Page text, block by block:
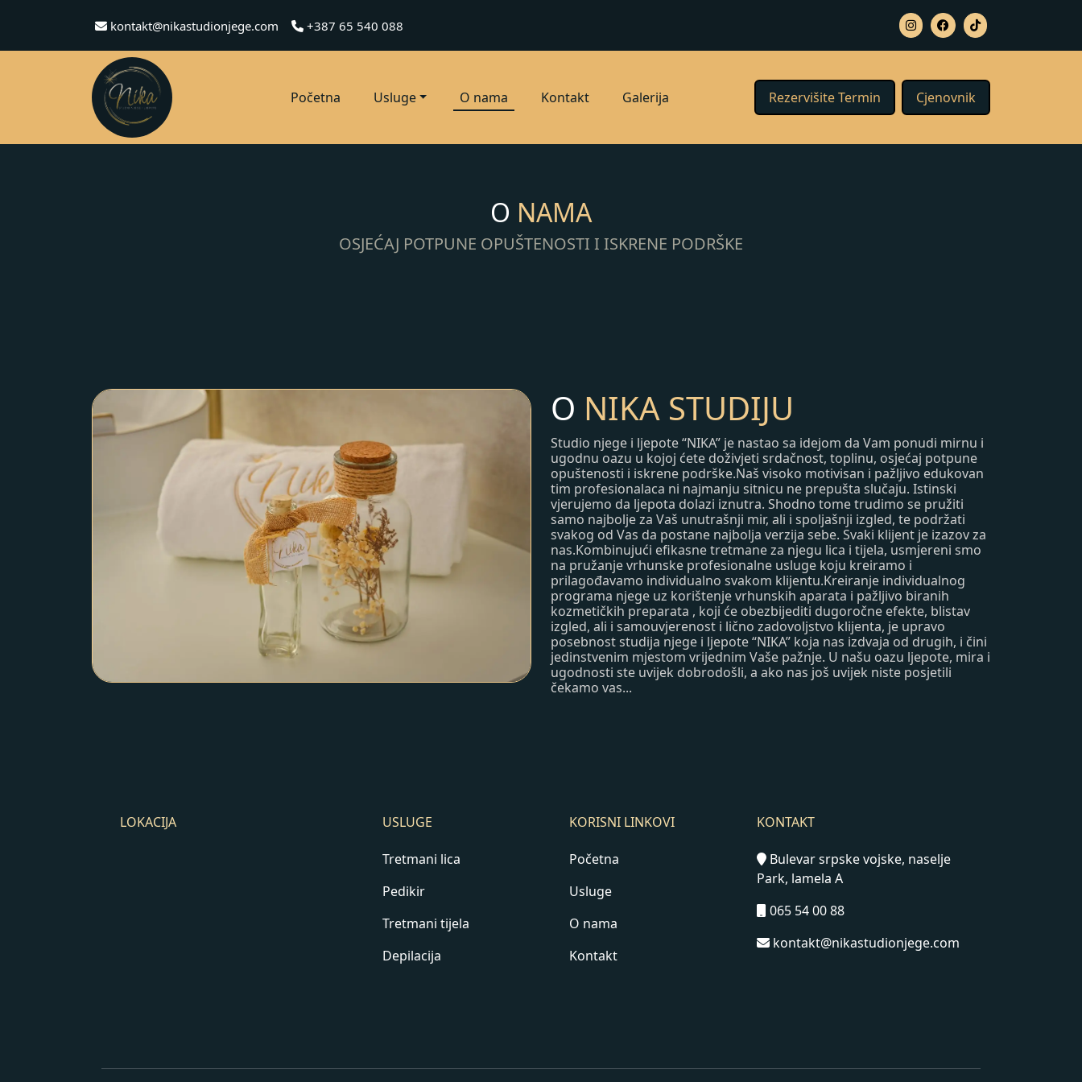
kontakt@nikastudionjege.com +387 65 540 088
Početna Usluge O nama Kontakt Galerija Rezervišite Termin Cjenovnik
O NAMA
OSJEĆAJ POTPUNE OPUŠTENOSTI I ISKRENE PODRŠKE
O NIKA STUDIJU
Studio njege i ljepote “NIKA” je nastao sa idejom da Vam ponudi mirnu i
ugodnu oazu u kojoj ćete doživjeti srdačnost, toplinu, osjećaj potpune
opuštenosti i iskrene podrške.Naš visoko motivisan i pažljivo edukovan
tim profesionalaca ni najmanju sitnicu ne prepušta slučaju. Istinski
vjerujemo da ljepota dolazi iznutra. Shodno tome trudimo se pružiti
samo najbolje za Vaš unutrašnji mir, ali i spoljašnji izgled, te podržati
svakog od Vas da postane najbolja verzija sebe. Svaki klijent je izazov za
nas.Kombinujući efikasne tretmane za njegu lica i tijela, usmjereni smo
na pružanje vrhunske profesionalne usluge koju kreiramo i
prilagođavamo individualno svakom klijentu.Kreiranje individualnog
programa njege uz korištenje vrhunskih aparata i pažljivo biranih
kozmetičkih preparata , koji će obezbijediti dugoročne efekte, blistav
izgled, ali i samouvjerenost i lično zadovoljstvo klijenta, je upravo
posebnost studija njege i ljepote “NIKA” koja nas izdvaja od drugih, i čini
jedinstvenim mjestom vrijednim Vaše pažnje. U našu oazu ljepote, mira i
ugodnosti ste uvijek dobrodošli, a ako nas još uvijek niste posjetili
čekamo vas...
LOKACIJA USLUGE
Tretmani lica
Pedikir
Tretmani tijela
Depilacija
KORISNI LINKOVI
Početna
Usluge
O nama
Kontakt
KONTAKT
Bulevar srpske vojske, naselje
Park, lamela A
065 54 00 88
kontakt@nikastudionjege.com